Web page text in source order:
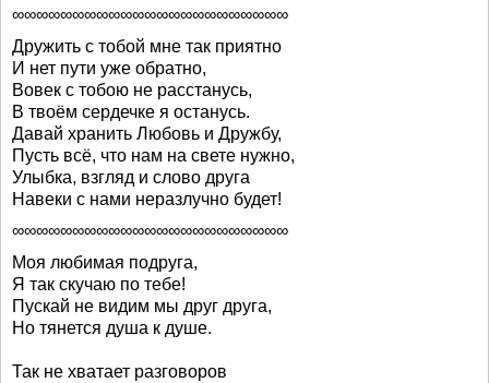
∞∞∞∞∞∞∞∞∞∞∞∞∞∞∞∞∞∞∞∞∞∞∞
Дружить с тобой мне так приятно
И нет пути уже обратно,
Вовек с тобою не расстанусь,
В твоём сердечке я останусь.
Давай хранить Любовь и Дружбу,
Пусть всё, что нам на свете нужно,
Улыбка, взгляд и слово друга
Навеки с нами неразлучно будет!
∞∞∞∞∞∞∞∞∞∞∞∞∞∞∞∞∞∞∞∞∞∞∞
Моя любимая подруга,
Я так скучаю по тебе!
Пускай не видим мы друг друга,
Но тянется душа к душе.
Так не хватает разговоров